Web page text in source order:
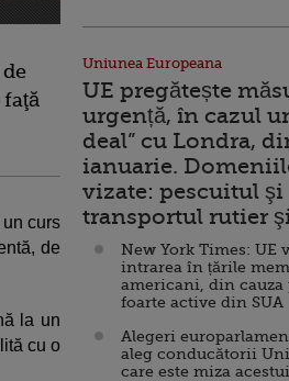
curs
de
la un
cu o
Uniunea Europeana
UE pregătește
urgență, în cazul
deal” cu Londra,
ianuarie.
vizate: pescuitul şi
transportul rutier
New York Times: UE
intrarea în țările
americani, din
foarte active din SUA
Alegeri
aleg conducătorii
care este miza